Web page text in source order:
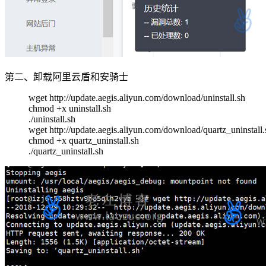
第二、卸载阿里云盾和安骑士
wget http://update.aegis.aliyun.com/download/uninstall.sh
chmod +x uninstall.sh
./uninstall.sh
wget http://update.aegis.aliyun.com/download/
chmod +x quartz_uninstall.sh
./quartz_uninstall.sh